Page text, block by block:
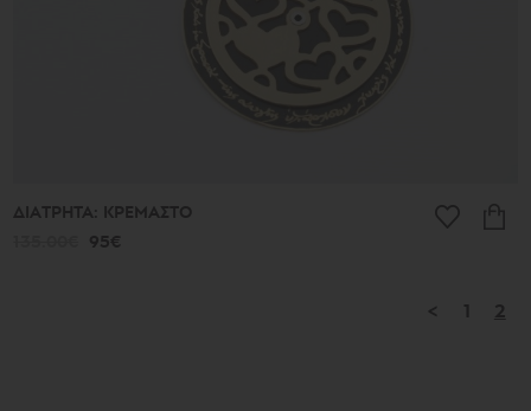
ΔΙΑΤΡΗΤΑ: ΚΡΕΜΑΣΤΟ
95€
< 1 2